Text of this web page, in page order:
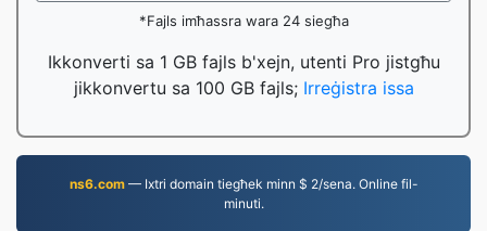
*Fajls imħassra wara 24 siegħa
Ikkonverti sa 1 GB fajls b'xejn, utenti Pro jistgħu
jikkonvertu sa 100 GB fajls; Irreġistra issa
ns6.com— Ixtri domain tiegħek minn $ 2/sena. Online fil-
minuti.